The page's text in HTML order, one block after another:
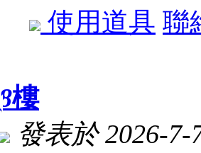
使用道具 聯
8樓
發表於 2026-7-